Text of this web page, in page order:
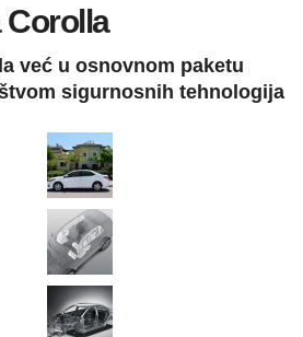
Corolla
već u osnovnom paketu
sigurnosnih tehnologija